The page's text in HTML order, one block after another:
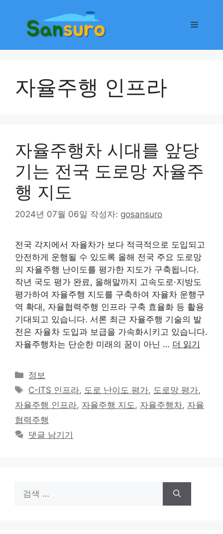
메
자율주행 인프라
자율주행차 시대를 앞당
기는 전국 도로망 자율주
행 지도
2024년 07월 06일 작성자: gosansuro
전국 각지에서 자율차가 보다 적극적으로 도입되고
안전하게 운행될 수 있도록 올해 전국 주요 도로망
의 자율주행 난이도를 평가한 지도가 구축됩니다.
작년 국도 평가 완료, 올해말까지 고속도로·지방도
평가하여 자율주행 지도를 구축하여 자율차 운행구
역 확대, 자율협력주행 인프라 구축 효율화 등 활용
기대되고 있습니다. 서론 최근 자율주행 기술의 발
전은 자율차 도입과 보급을 가속화시키고 있습니다.
자율주행차는 단순한 미래의 꿈이 아닌 … 더 읽기
카
테
리
정보
태
그
C-ITS 인프라, 도로 난이도 평가, 도로망 평가,
자율주행 인프라, 자율주행 지도 , 자율주행차, 자율
협력주행
댓글 남기기
색: